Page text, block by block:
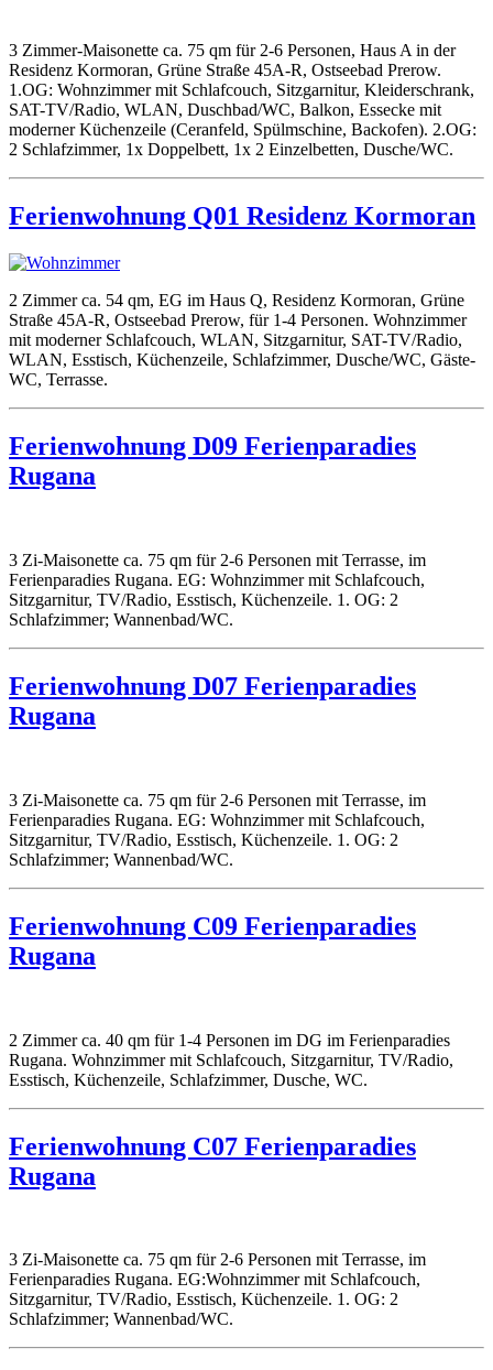
3 Zimmer-Maisonette ca. 75 qm für 2-6 Personen, Haus A in der
Residenz Kormoran, Grüne Straße 45A-R, Ostseebad Prerow.
1.OG: Wohnzimmer mit Schlafcouch, Sitzgarnitur, Kleiderschrank,
SAT-TV/Radio, WLAN, Duschbad/WC, Balkon, Essecke mit
moderner Küchenzeile (Ceranfeld, Spülmschine, Backofen). 2.OG:
2 Schlafzimmer, 1x Doppelbett, 1x 2 Einzelbetten, Dusche/WC.
Ferienwohnung Q01 Residenz Kormoran
2 Zimmer ca. 54 qm, EG im Haus Q, Residenz Kormoran, Grüne
Straße 45A-R, Ostseebad Prerow, für 1-4 Personen. Wohnzimmer
mit moderner Schlafcouch, WLAN, Sitzgarnitur, SAT-TV/Radio,
WLAN, Esstisch, Küchenzeile, Schlafzimmer, Dusche/WC, Gäste-
WC, Terrasse.
Ferienwohnung D09 Ferienparadies
Rugana
3 Zi-Maisonette ca. 75 qm für 2-6 Personen mit Terrasse, im
Ferienparadies Rugana. EG: Wohnzimmer mit Schlafcouch,
Sitzgarnitur, TV/Radio, Esstisch, Küchenzeile. 1. OG: 2
Schlafzimmer; Wannenbad/WC.
Ferienwohnung D07 Ferienparadies
Rugana
3 Zi-Maisonette ca. 75 qm für 2-6 Personen mit Terrasse, im
Ferienparadies Rugana. EG: Wohnzimmer mit Schlafcouch,
Sitzgarnitur, TV/Radio, Esstisch, Küchenzeile. 1. OG: 2
Schlafzimmer; Wannenbad/WC.
Ferienwohnung C09 Ferienparadies
Rugana
2 Zimmer ca. 40 qm für 1-4 Personen im DG im Ferienparadies
Rugana. Wohnzimmer mit Schlafcouch, Sitzgarnitur, TV/Radio,
Esstisch, Küchenzeile, Schlafzimmer, Dusche, WC.
Ferienwohnung C07 Ferienparadies
Rugana
3 Zi-Maisonette ca. 75 qm für 2-6 Personen mit Terrasse, im
Ferienparadies Rugana. EG:Wohnzimmer mit Schlafcouch,
Sitzgarnitur, TV/Radio, Esstisch, Küchenzeile. 1. OG: 2
Schlafzimmer; Wannenbad/WC.